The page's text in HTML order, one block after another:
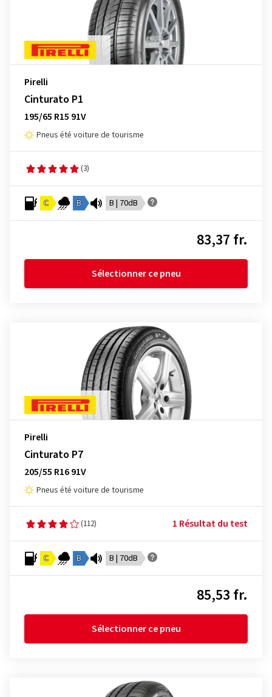
Pirelli
Cinturato P1
195/65 R15 91V
Pneus été voiture de tourisme
(3)
C B B | 70dB
83,37 fr.
Sélectionner ce pneu
Pirelli
Cinturato P7
205/55 R16 91V
Pneus été voiture de tourisme
(112) 1 Résultat du test
C B B | 70dB
85,53 fr.
Sélectionner ce pneu